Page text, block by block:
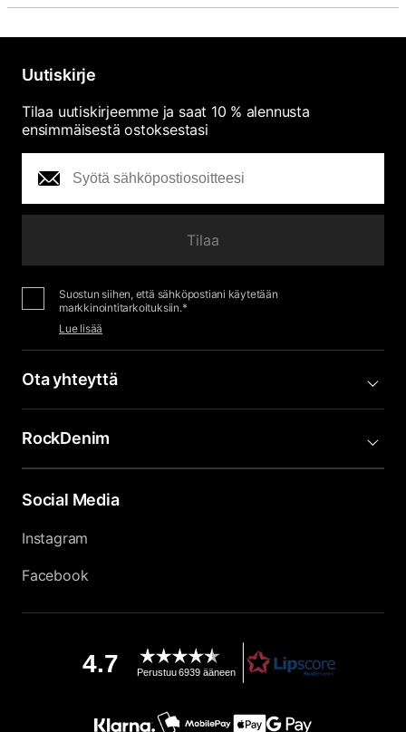
Uutiskirje
Tilaa uutiskirjeemme ja saat 10 % alennusta
ensimmäisestä ostoksestasi
Tilaa
Suostun siihen, että sähköpostiani käytetään
markkinointitarkoituksiin.*
Lue lisää
Ota yhteyttä
RockDenim
Social Media
Instagram
Facebook
4.7 Perustuu 6939 ääneen